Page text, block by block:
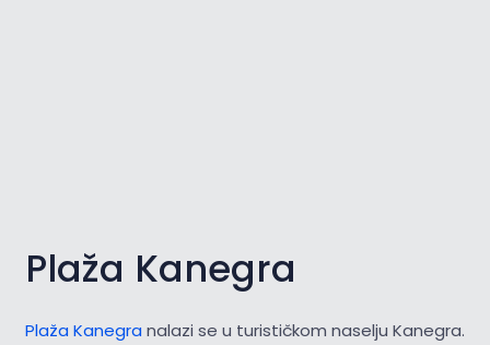
Plaža Kanegra
Plaža Kanegra nalazi se u turističkom naselju Kanegra.